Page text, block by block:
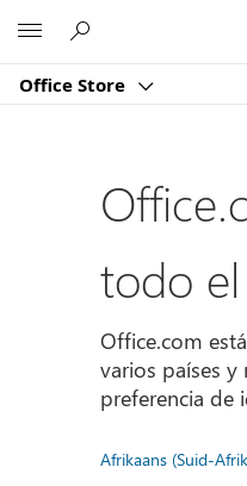
Office Store
todo
Office.com
varios países y
preferencia de
Afrikaans (Suid-